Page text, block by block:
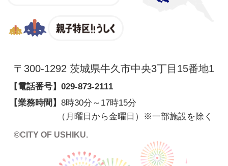
〒300-1292 茨城県牛久市中央3丁目15番地1
【電話番号】 029-873-2111
【業務時間】 8時30分～17時15分
（月曜日から金曜日）※一部施設を除く
©CITY OF USHIKU.